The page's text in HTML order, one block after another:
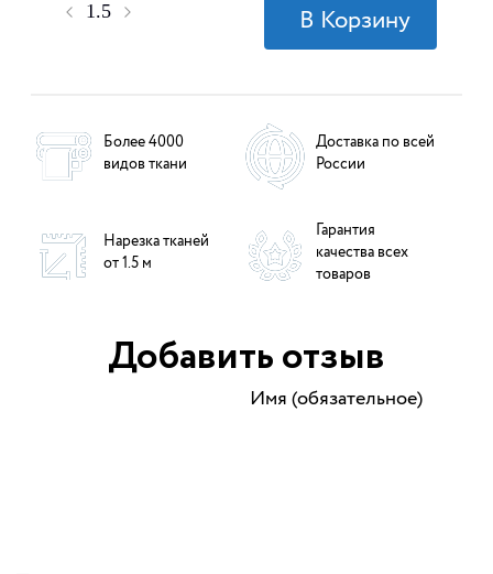
Более 4000
видов ткани
Доставка по всей
России
Нарезка тканей
от 1.5 м
Гарантия
качества всех
товаров
Добавить отзыв
Имя (обязательное)